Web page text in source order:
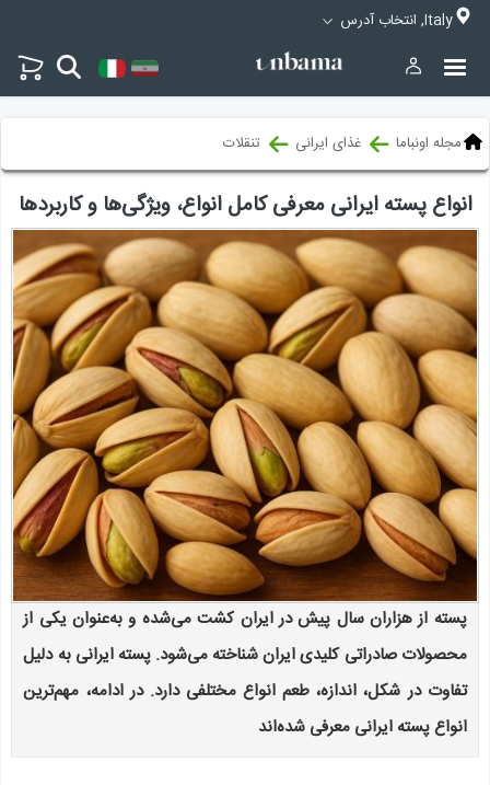
Italy, انتخاب آدرس
مجله اونباما غذای ایرانی تنقلات
انواع پسته ایرانی معرفی کامل انواع، ویژگی‌ها و کاربردها
پسته از هزاران سال پیش در ایران کشت می‌شده و به‌عنوان یکی از
محصولات صادراتی کلیدی ایران شناخته می‌شود. پسته‌ ایرانی به دلیل
تفاوت در شکل، اندازه، طعم انواع مختلفی دارد. در ادامه، مهم‌ترین
انواع پسته ایرانی معرفی شده‌اند